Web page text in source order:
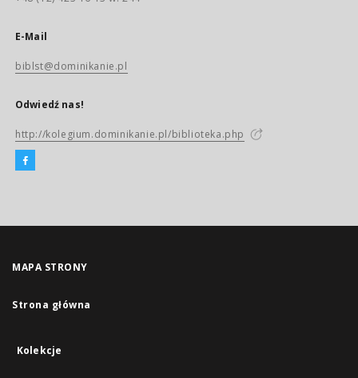
E-Mail
biblst@dominikanie.pl
Odwiedź nas!
http://kolegium.dominikanie.pl/biblioteka.php
MAPA STRONY
Strona główna
Kolekcje